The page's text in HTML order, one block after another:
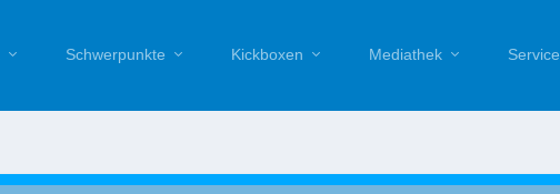
Schwerpunkte Kickboxen Mediathek Service